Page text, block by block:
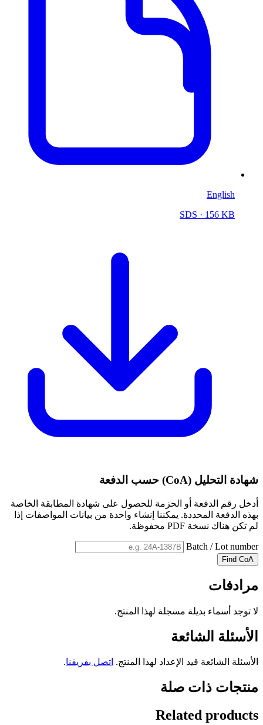
English
SDS · 156 KB
شهادة التحليل (CoA) حسب الدفعة
أدخل رقم الدفعة أو الحزمة للحصول على شهادة المطابقة الخاصة
بهذه الدفعة المحددة. يمكننا إنشاء واحدة من بيانات المواصفات إذا
لم تكن هناك نسخة PDF محفوظة.
Batch / Lot number
Find CoA
مرادفات
لا توجد أسماء بديلة مسجلة لهذا المنتج.
الأسئلة الشائعة
الأسئلة الشائعة قيد الإعداد لهذا المنتج. اتصل بفريقنا.
منتجات ذات صلة
Related products